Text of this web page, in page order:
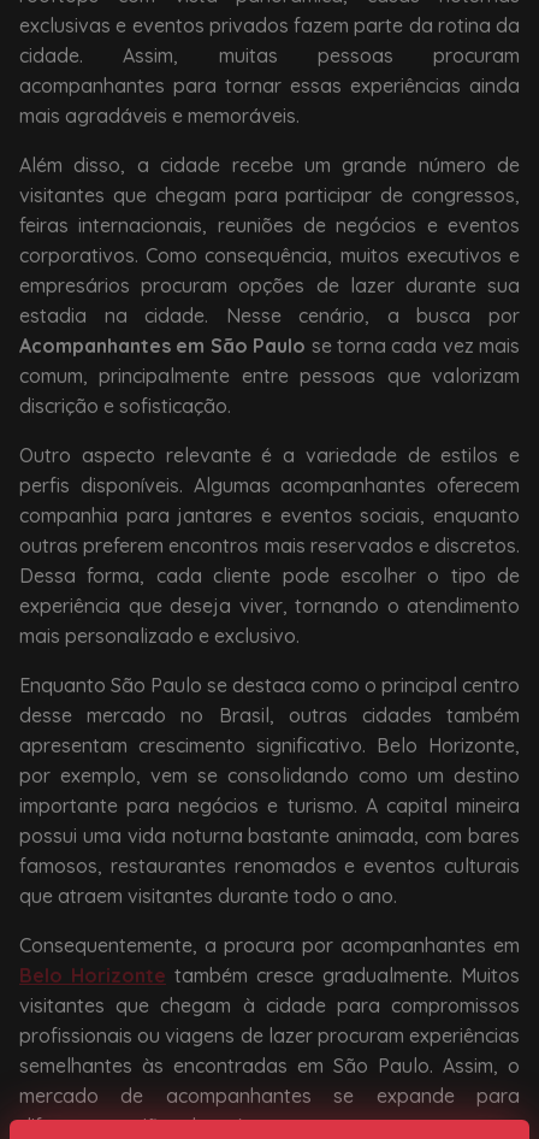
exclusivas e eventos privados fazem parte da rotina da
cidade. Assim, muitas pessoas procuram
acompanhantes para tornar essas experiências ainda
mais agradáveis e memoráveis.
Além disso, a cidade recebe um grande número de
visitantes que chegam para participar de congressos,
feiras internacionais, reuniões de negócios e eventos
corporativos. Como consequência, muitos executivos e
empresários procuram opções de lazer durante sua
estadia na cidade. Nesse cenário, a busca por
Acompanhantes em São Paulo se torna cada vez mais
comum, principalmente entre pessoas que valorizam
discrição e sofisticação.
Outro aspecto relevante é a variedade de estilos e
perfis disponíveis. Algumas acompanhantes oferecem
companhia para jantares e eventos sociais, enquanto
outras preferem encontros mais reservados e discretos.
Dessa forma, cada cliente pode escolher o tipo de
experiência que deseja viver, tornando o atendimento
mais personalizado e exclusivo.
Enquanto São Paulo se destaca como o principal centro
desse mercado no Brasil, outras cidades também
apresentam crescimento significativo. Belo Horizonte,
por exemplo, vem se consolidando como um destino
importante para negócios e turismo. A capital mineira
possui uma vida noturna bastante animada, com bares
famosos, restaurantes renomados e eventos culturais
que atraem visitantes durante todo o ano.
Consequentemente, a procura por acompanhantes em
Belo Horizonte também cresce gradualmente. Muitos
visitantes que chegam à cidade para compromissos
profissionais ou viagens de lazer procuram experiências
semelhantes às encontradas em São Paulo. Assim, o
mercado de acompanhantes se expande para
diferentes regiões do país.